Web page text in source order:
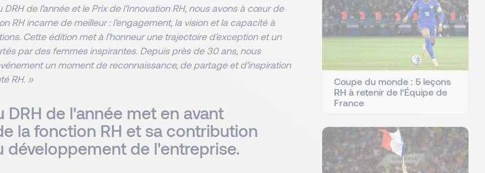
de l’année et le Prix de l’Innovation RH, nous avons à cœur de
RH incarne de meilleur : l’engagement, la vision et la capacité à
Cette édition met à l’honneur une trajectoire d’exception et un
par des femmes inspirantes. Depuis près de 30 ans, nous
un moment de reconnaissance, de partage et d’inspiration
RH. »
DRH de l'année met en avant
la fonction RH et sa contribution
développement de l'entreprise.
Coupe du monde : 5 leçons
RH à retenir de l’Équipe de
France